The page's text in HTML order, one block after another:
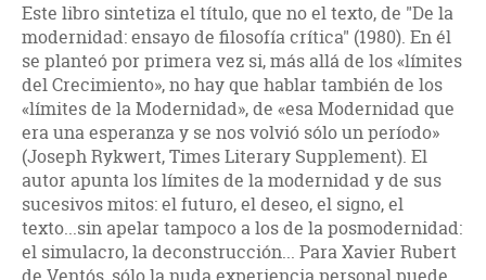
Este libro sintetiza el título, que no el texto, de "De la
modernidad: ensayo de filosofía crítica" (1980). En él
se planteó por primera vez si, más allá de los «límites
del Crecimiento», no hay que hablar también de los
«límites de la Modernidad», de «esa Modernidad que
era una esperanza y se nos volvió sólo un período»
(Joseph Rykwert, Times Literary Supplement). El
autor apunta los límites de la modernidad y de sus
sucesivos mitos: el futuro, el deseo, el signo, el
texto...sin apelar tampoco a los de la posmodernidad:
el simulacro, la deconstrucción... Para Xavier Rubert